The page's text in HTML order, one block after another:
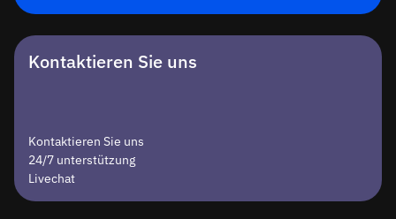
Kontaktieren Sie uns
Kontaktieren Sie uns
24/7 unterstützung
Livechat